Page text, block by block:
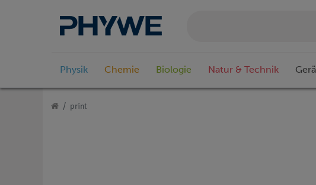
Physik Chemie Biologie Natur & Technik
print